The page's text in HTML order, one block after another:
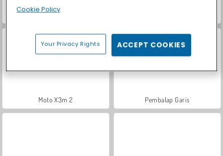
Pengemudi Motor Neon
Moto X3m 2 Pembalap Garis
Cookie Policy
Your Privacy Rights ACCEPT COOKIES